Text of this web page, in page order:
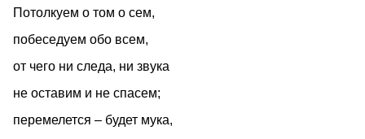
Потолкуем о том о сем,
побеседуем обо всем,
от чего ни следа, ни звука
не оставим и не спасем;
перемелется – будет мука,